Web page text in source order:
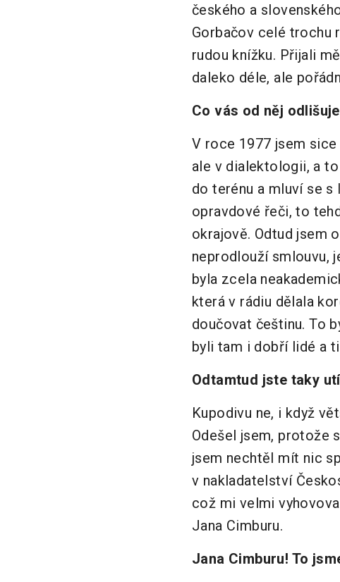
českého a
Gorbačov celé trochu
rudou knížku. Přijali
daleko déle, ale
Co vás od něj
V roce 1977 jsem
ale v dialektologii, a
do terénu a mluví se
opravdové řeči, to
okrajově. Odtud jsem
neprodlouží smlouvu,
byla zcela
která v rádiu dělala
doučovat češtinu. To
byli tam i dobří lidé a
Odtamtud jste taky
Kupodivu ne, i když
Odešel jsem, protože
jsem nechtěl mít nic
v nakladatelství
což mi velmi
Jana Cimburu.
Jana Cimburu! To